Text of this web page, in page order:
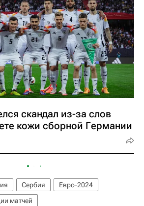
скандал из-за слов
кожи сборной Германии
Сербия
Евро-2024
матчей